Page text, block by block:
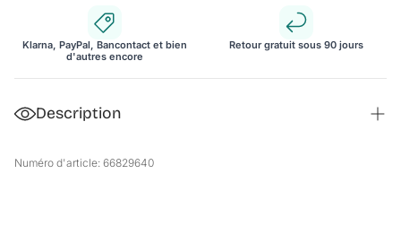
Klarna, PayPal, Bancontact et bien
d'autres encore
Retour gratuit sous 90 jours
Description
Banc à chaussures/ sans ou avec Portemanteau
Numéro d'article: 66829640